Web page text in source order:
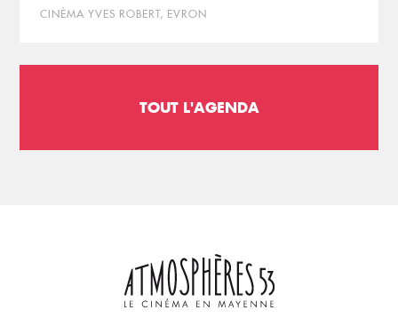
CINÉMA YVES ROBERT, EVRON
TOUT L'AGENDA